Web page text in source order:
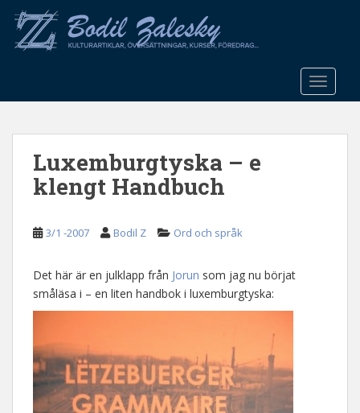
o
Luxemburgtyska – e
klengt Handbuch
3/1 -2007 Bodil Z Ord och språk
Det här är en julklapp från Jorun som jag nu börjat
småläsa i – en liten handbok i luxemburgtyska: